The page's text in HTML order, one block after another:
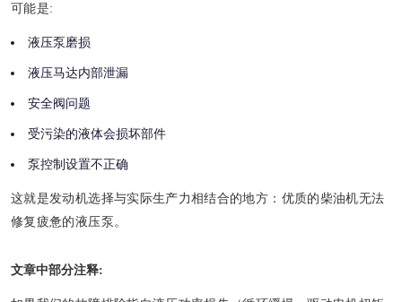
可能是:
液压泵磨损
液压马达内部泄漏
安全阀问题
受污染的液体会损坏部件
泵控制设置不正确
这就是发动机选择与实际生产力相结合的地方：优质的柴油机无法
修复疲惫的液压泵。
文章中部分注释: